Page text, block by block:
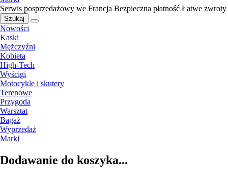
Serwis posprzedażowy we Francja Bezpieczna płatność Łatwe zwroty
Szukaj
Nowości
Kaski
Mężczyźni
Kobieta
High-Tech
Wyścigi
Motocykle i skutery
Terenowe
Przygoda
Warsztat
Bagaż
Wyprzedaż
Marki
Dodawanie do koszyka...